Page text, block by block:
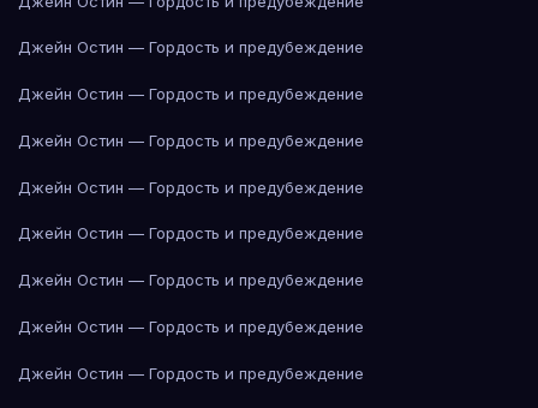
Джейн Остин — Гордость и предубеждение
Джейн Остин — Гордость и предубеждение
Джейн Остин — Гордость и предубеждение
Джейн Остин — Гордость и предубеждение
Джейн Остин — Гордость и предубеждение
Джейн Остин — Гордость и предубеждение
Джейн Остин — Гордость и предубеждение
Джейн Остин — Гордость и предубеждение